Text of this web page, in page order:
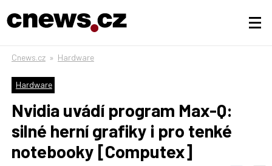
Cnews.cz » Hardware
Hardware
Nvidia uvádí program Max-Q:
silné herní grafiky i pro tenké
notebooky [Computex]